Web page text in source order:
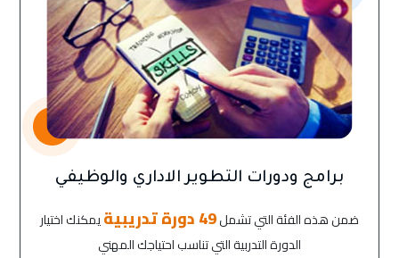
برامج ودورات التطوير الاداري والوظيفي
ضمن هذه الفئة التي تشمل49 دورة تدريبية
يمكنك اختيار
الدورة التدربية التي تناسب احتياجك المهني